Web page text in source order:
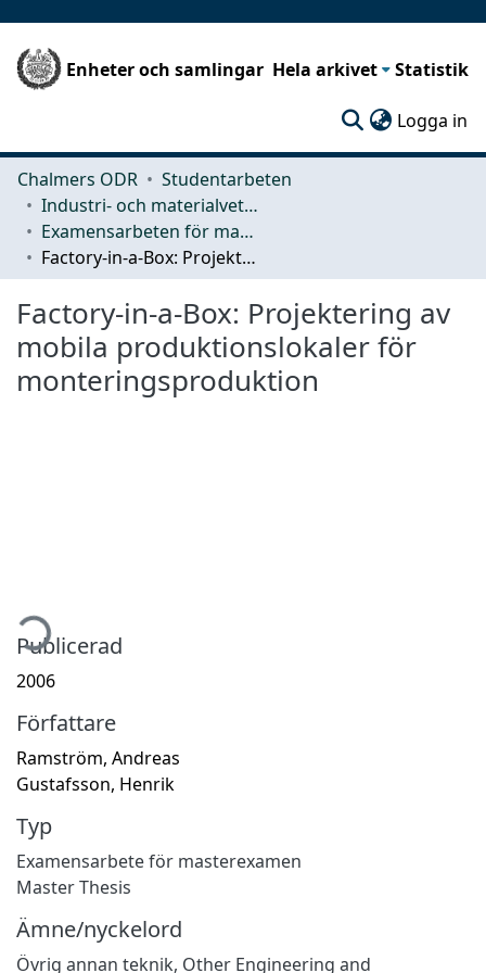
Enheter och samlingar Hela arkivet Statistik
Logga in
Chalmers ODR
Studentarbeten
Industri- och materialvetenskap (IMS)
Examensarbeten för masterexamen
Factory-in-a-Box: Projektering av mobila produktionslokaler för monteringsproduktion
Factory-in-a-Box: Projektering av
mobila produktionslokaler för
monteringsproduktion
Publicerad
2006
Författare
Ramström, Andreas
Gustafsson, Henrik
Typ
Examensarbete för masterexamen
Master Thesis
Ämne/nyckelord
Övrig annan teknik, Other Engineering and